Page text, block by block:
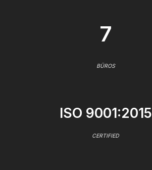
7
BÜROS
ISO 9001:2015
CERTIFIED